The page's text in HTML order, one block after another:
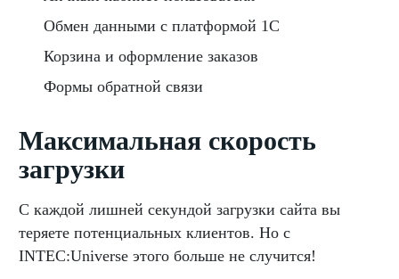
Обмен данными с платформой 1С
Корзина и оформление заказов
Формы обратной связи
Максимальная скорость
загрузки
С каждой лишней секундой загрузки сайта вы
теряете потенциальных клиентов. Но с
INTEC:Universe этого больше не случится!